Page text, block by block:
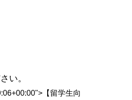
い。
【留学生向